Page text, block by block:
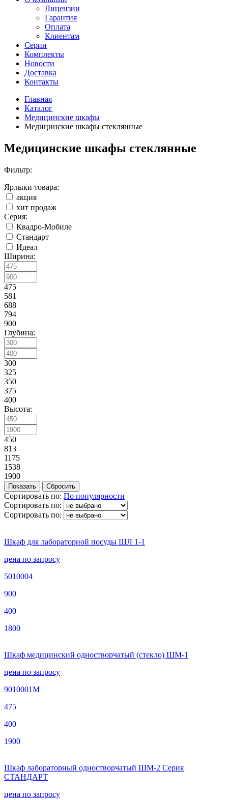
Лицензии
Гарантия
Оплата
Клиентам
Серии
Комплекты
Новости
Доставка
Контакты
Главная
Каталог
Медицинские шкафы
Медицинские шкафы стеклянные
Медицинские шкафы стеклянные
Фильтр:
Ярлыки товара:
акция
хит продаж
Серия:
Квадро-Мобиле
Стандарт
Идеал
Ширина:
475
581
688
794
900
Глубина:
300
325
350
375
400
Высота:
450
813
1175
1538
1900
Сортировать по: По популярности
Сортировать по:
Сортировать по:
Шкаф для лабораторной посуды ШЛ 1-1
цена по запросу
5010004
900
400
1800
Шкаф медицинский одностворчатый (стекло) ШМ-1
цена по запросу
9010001М
475
400
1900
Шкаф лабораторный одностворчатый ШМ-2 Серия
СТАНДАРТ
цена по запросу